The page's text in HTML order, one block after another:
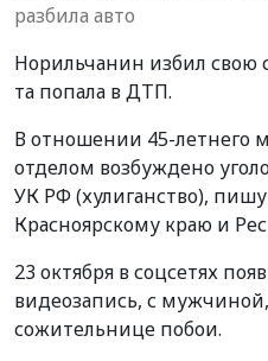
разбила авто
Норильчанин избил свою
та попала в ДТП.
В отношении 45-
отделом возбуждено
УК РФ (хулиганство),
Красноярскому краю и
23 октября в соцсетях
видеозапись, с
сожительнице побои.